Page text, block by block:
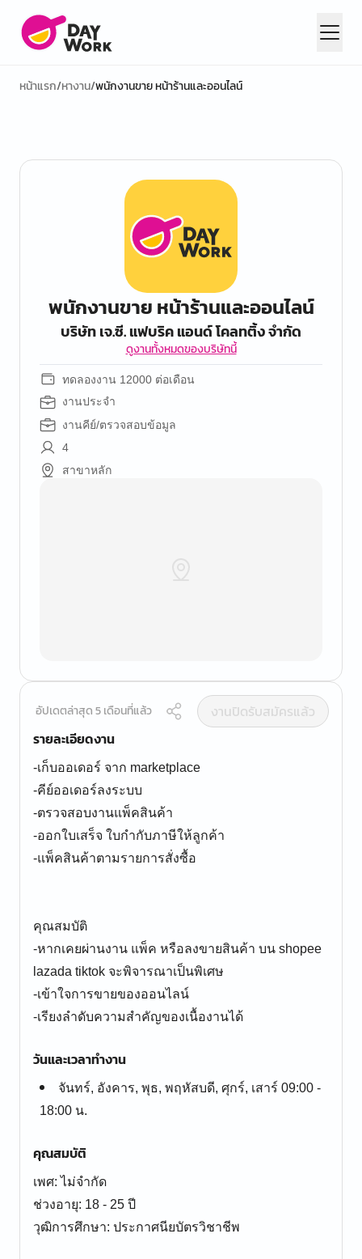
หน้าแรก/หางาน/พนักงานขาย หน้าร้านและออนไลน์
พนักงานขาย หน้าร้านและออนไลน์
บริษัท เจ.ซี. แฟบริค แอนด์ โคลทติ้ง จำกัด
ดูงานทั้งหมดของบริษัทนี้
ทดลองงาน 12000 ต่อเดือน
งานประจำ
งานคีย์/ตรวจสอบข้อมูล
4
สาขาหลัก
อัปเดตล่าสุด 5 เดือนที่แล้ว
งานปิดรับสมัครแล้ว
รายละเอียดงาน
-เก็บออเดอร์ จาก marketplace
-คีย์ออเดอร์ลงระบบ
-ตรวจสอบงานแพ็คสินค้า
-ออกใบเสร็จ ใบกำกับภาษีให้ลูกค้า
-แพ็คสินค้าตามรายการสั่งซื้อ
คุณสมบัติ
-หากเคยผ่านงาน แพ็ค หรือลงขายสินค้า บน shopee
lazada tiktok จะพิจารณาเป็นพิเศษ
-เข้าใจการขายของออนไลน์
-เรียงลำดับความสำคัญของเนื้องานได้
วันและเวลาทำงาน
จันทร์, อังคาร, พุธ, พฤหัสบดี, ศุกร์, เสาร์ 09:00 -
18:00 น.
คุณสมบัติ
เพศ: ไม่จำกัด
ช่วงอายุ: 18 - 25 ปี